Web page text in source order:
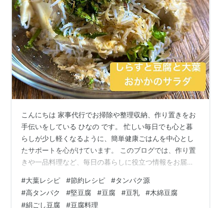
こんにちは 家事代行でお掃除や整理収納、作り置きをお
手伝いをしている ひなの です。 忙しい毎日でも心と暮
らしが少し軽くなるように、簡単健康ごはんを中心とし
たサポートを心がけています。 このブログでは、作り置
きや一品料理など、毎日の暮らしに役立つ情報をお届け
えたら嬉しいです。 さて、今日ご紹介する一品はこちら
です！ 【しらすと豆腐の大葉おかかサラダ】 ⚪︎材料木綿
#大葉レシピ #節約レシピ #タンパク源
#高タンパク #堅豆腐 #豆腐 #豆乳 #木綿豆腐
#絹ごし豆腐 #豆腐料理